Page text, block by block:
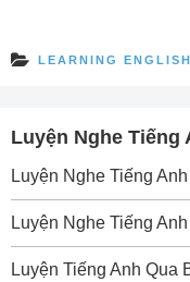
LEARNING
Luyện Nghe Tiếng
Luyện Nghe Tiếng
Luyện Nghe Tiếng
Luyện Tiếng Anh Qua